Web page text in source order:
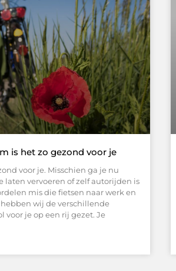
is het zo gezond voor je
voor je. Misschien ga je nu
laten vervoeren of zelf autorijden is
mis die fietsen naar werk en
wij de verschillende
voor je op een rij gezet. Je